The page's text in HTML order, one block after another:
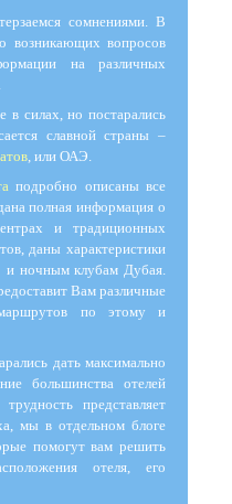
сомнениями. В
возникающих вопросов
на различных
силах, но постарались
славной страны –
, или ОАЭ.
подробно описаны все
полная информация о
и традиционных
даны характеристики
и ночным клубам Дубая.
Вам различные
маршрутов по этому и
дать максимально
большинства отелей
представляет
мы в отдельном блоге
помогут вам решить
отеля, его